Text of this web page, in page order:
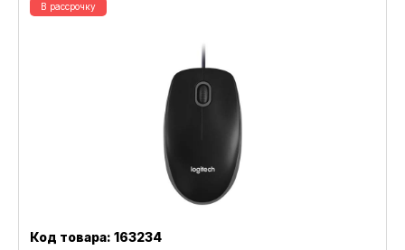
В рассрочку
Код товара: 163234